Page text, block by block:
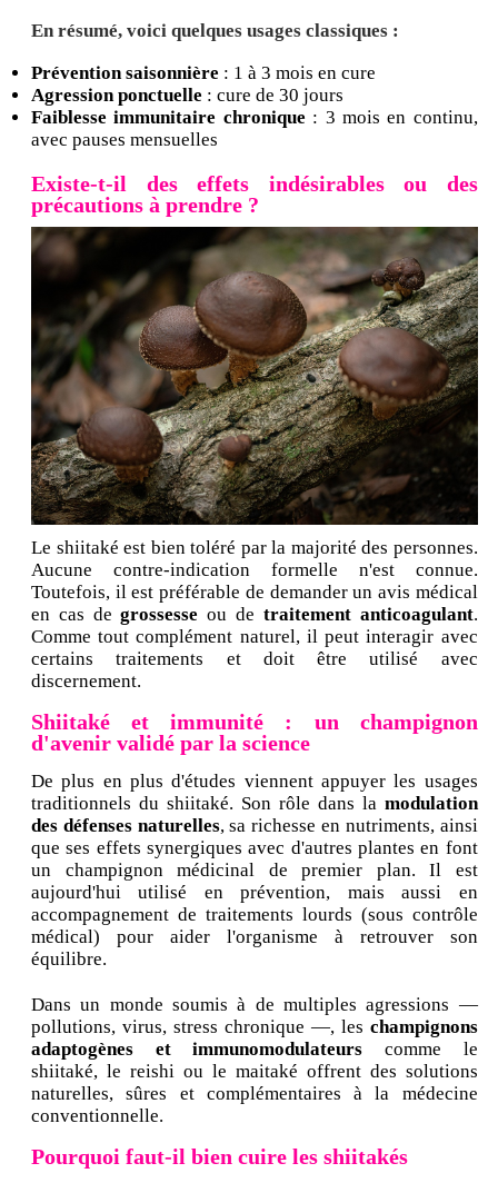
En résumé, voici quelques usages classiques :
Prévention saisonnière : 1 à 3 mois en cure
Agression ponctuelle : cure de 30 jours
Faiblesse immunitaire chronique : 3 mois en continu,
avec pauses mensuelles
Existe-t-il des effets indésirables ou des
précautions à prendre ?
Le shiitaké est bien toléré par la majorité des personnes.
Aucune contre-indication formelle n'est connue.
Toutefois, il est préférable de demander un avis médical
en cas degrossesse ou de traitement anticoagulant.
Comme tout complément naturel, il peut interagir avec
certains traitements et doit être utilisé avec
discernement.
Shiitaké et immunité : un champignon
d'avenir validé par la science
De plus en plus d'études viennent appuyer les usages
traditionnels du shiitaké. Son rôle dans la modulation
des défenses naturelles, sa richesse en nutriments, ainsi
que ses effets synergiques avec d'autres plantes en font
un champignon médicinal de premier plan. Il est
aujourd'hui utilisé en prévention, mais aussi en
accompagnement de traitements lourds (sous contrôle
médical) pour aider l'organisme à retrouver son
équilibre.
Dans un monde soumis à de multiples agressions —
pollutions, virus, stress chronique —, les champignons
adaptogènes et immunomodulateurs comme le
shiitaké, le reishi ou le maitaké offrent des solutions
naturelles, sûres et complémentaires à la médecine
conventionnelle.
Pourquoi faut-il bien cuire les shiitakés